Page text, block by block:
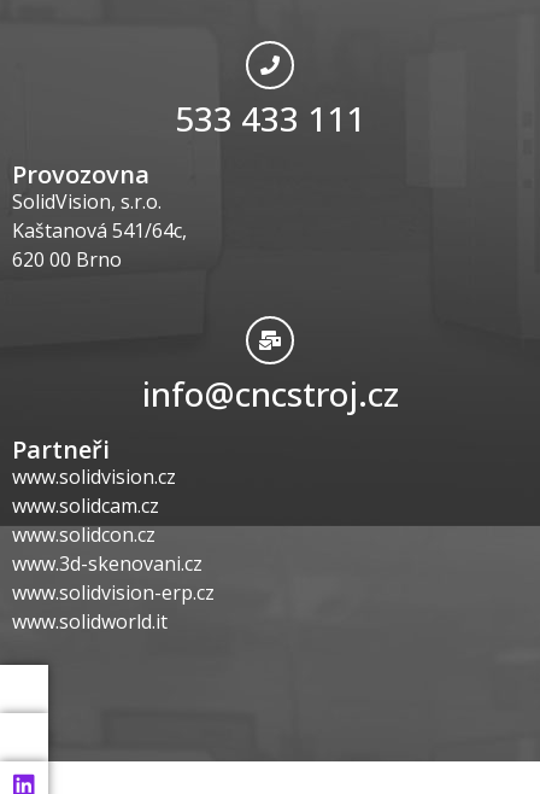
533 433 111
Provozovna
SolidVision, s.r.o.
Kaštanová 541/64c,
620 00 Brno
info@cncstroj.cz
Partneři
www.solidvision.cz
www.solidcam.cz
www.solidcon.cz
www.3d-skenovani.cz
www.solidvision-erp.cz
www.solidworld.it